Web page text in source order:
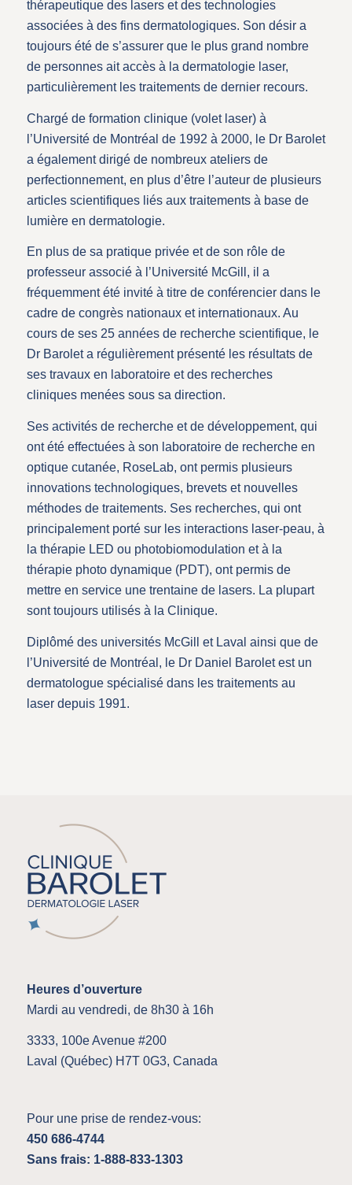
thérapeutique des lasers et des technologies
associées à des fins dermatologiques. Son désir a
toujours été de s’assurer que le plus grand nombre
de personnes ait accès à la dermatologie laser,
particulièrement les traitements de dernier recours.
Chargé de formation clinique (volet laser) à
l’Université de Montréal de 1992 à 2000, le Dr Barolet
a également dirigé de nombreux ateliers de
perfectionnement, en plus d’être l’auteur de plusieurs
articles scientifiques liés aux traitements à base de
lumière en dermatologie.
En plus de sa pratique privée et de son rôle de
professeur associé à l’Université McGill, il a
fréquemment été invité à titre de conférencier dans le
cadre de congrès nationaux et internationaux. Au
cours de ses 25 années de recherche scientifique, le
Dr Barolet a régulièrement présenté les résultats de
ses travaux en laboratoire et des recherches
cliniques menées sous sa direction.
Ses activités de recherche et de développement, qui
ont été effectuées à son laboratoire de recherche en
optique cutanée, RoseLab, ont permis plusieurs
innovations technologiques, brevets et nouvelles
méthodes de traitements. Ses recherches, qui ont
principalement porté sur les interactions laser-peau, à
la thérapie LED ou photobiomodulation et à la
thérapie photo dynamique (PDT), ont permis de
mettre en service une trentaine de lasers. La plupart
sont toujours utilisés à la Clinique.
Diplômé des universités McGill et Laval ainsi que de
l’Université de Montréal, le Dr Daniel Barolet est un
dermatologue spécialisé dans les traitements au
laser depuis 1991.
Heures d’ouverture
Mardi au vendredi, de 8h30 à 16h
3333, 100e Avenue #200
Laval (Québec) H7T 0G3, Canada
Pour une prise de rendez-vous:
450 686-4744
Sans frais: 1-888-833-1303